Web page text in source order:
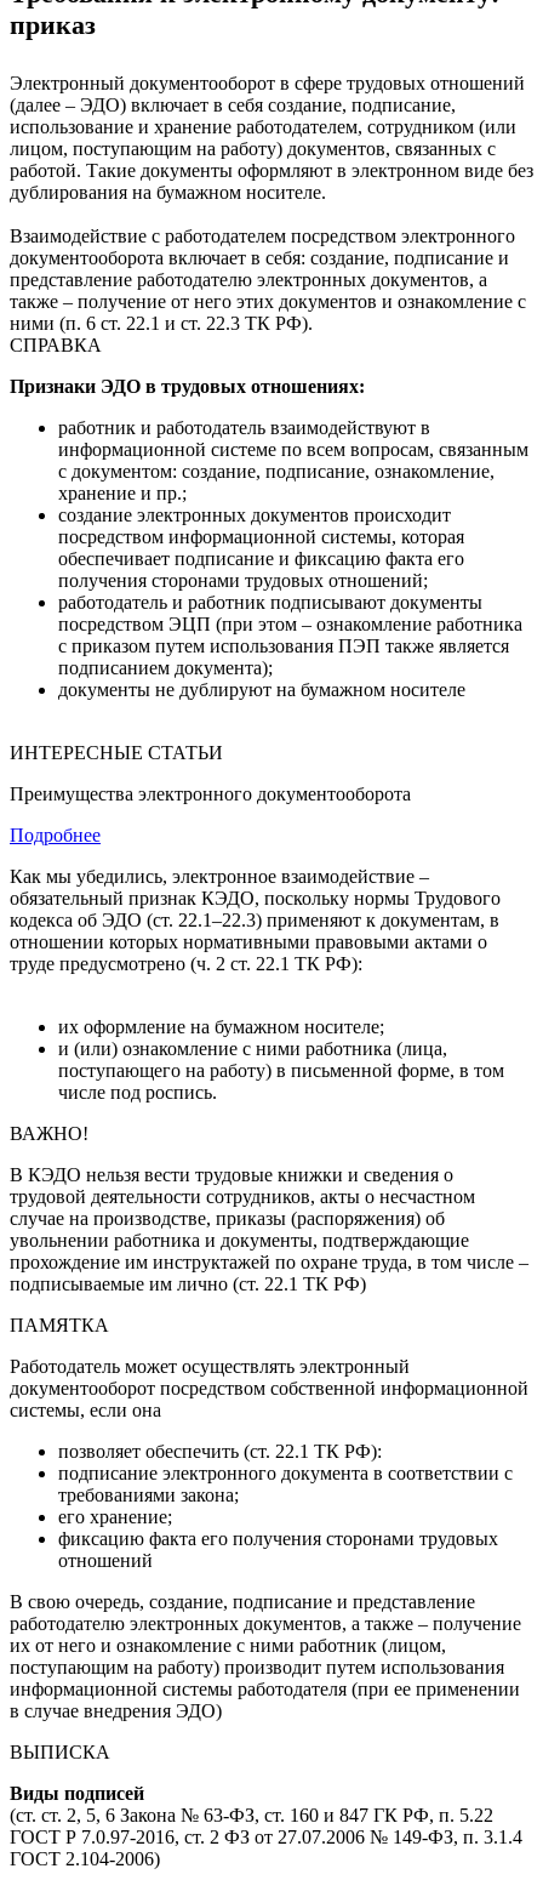
приказ
Электронный документооборот в сфере трудовых отношений
(далее – ЭДО) включает в себя создание, подписание,
использование и хранение работодателем, сотрудником (или
лицом, поступающим на работу) документов, связанных с
работой. Такие документы оформляют в электронном виде без
дублирования на бумажном носителе.
Взаимодействие с работодателем посредством электронного
документооборота включает в себя: создание, подписание и
представление работодателю электронных документов, а
также – получение от него этих документов и ознакомление с
ними (п. 6 ст. 22.1 и ст. 22.3 ТК РФ).
СПРАВКА
Признаки ЭДО в трудовых отношениях:
работник и работодатель взаимодействуют в
информационной системе по всем вопросам, связанным
с документом: создание, подписание, ознакомление,
хранение и пр.;
создание электронных документов происходит
посредством информационной системы, которая
обеспечивает подписание и фиксацию факта его
получения сторонами трудовых отношений;
работодатель и работник подписывают документы
посредством ЭЦП (при этом – ознакомление работника
с приказом путем использования ПЭП также является
подписанием документа);
документы не дублируют на бумажном носителе
ИНТЕРЕСНЫЕ СТАТЬИ
Преимущества электронного документооборота
Подробнее
Как мы убедились, электронное взаимодействие –
обязательный признак КЭДО, поскольку нормы Трудового
кодекса об ЭДО (ст. 22.1–22.3) применяют к документам, в
отношении которых нормативными правовыми актами о
труде предусмотрено (ч. 2 ст. 22.1 ТК РФ):
их оформление на бумажном носителе;
и (или) ознакомление с ними работника (лица,
поступающего на работу) в письменной форме, в том
числе под роспись.
ВАЖНО!
В КЭДО нельзя вести трудовые книжки и сведения о
трудовой деятельности сотрудников, акты о несчастном
случае на производстве, приказы (распоряжения) об
увольнении работника и документы, подтверждающие
прохождение им инструктажей по охране труда, в том числе –
подписываемые им лично (ст. 22.1 ТК РФ)
ПАМЯТКА
Работодатель может осуществлять электронный
документооборот посредством собственной информационной
системы, если она
позволяет обеспечить (ст. 22.1 ТК РФ):
подписание электронного документа в соответствии с
требованиями закона;
его хранение;
фиксацию факта его получения сторонами трудовых
отношений
В свою очередь, создание, подписание и представление
работодателю электронных документов, а также – получение
их от него и ознакомление с ними работник (лицом,
поступающим на работу) производит путем использования
информационной системы работодателя (при ее применении
в случае внедрения ЭДО)
ВЫПИСКА
Виды подписей
(ст. ст. 2, 5, 6 Закона № 63-ФЗ, ст. 160 и 847 ГК РФ, п. 5.22
ГОСТ Р 7.0.97-2016, ст. 2 ФЗ от 27.07.2006 № 149-ФЗ, п. 3.1.4
ГОСТ 2.104-2006)